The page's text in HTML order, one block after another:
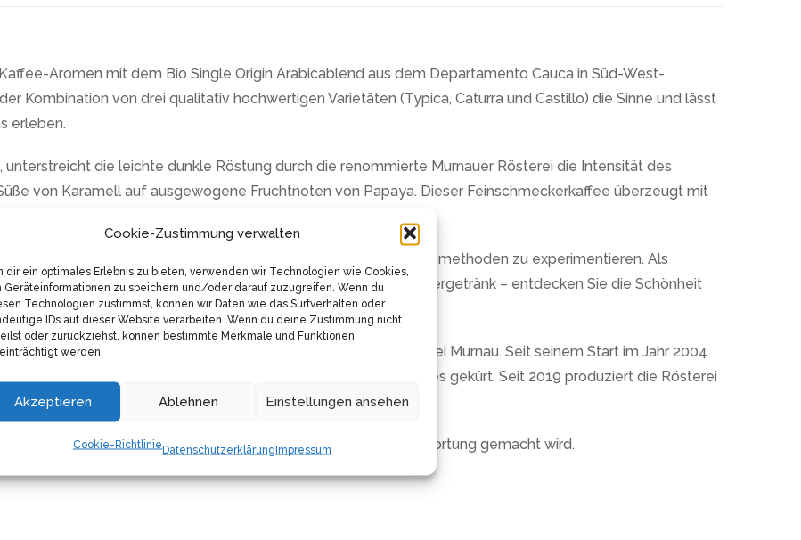
Cookie-Zustimmung verwalten
dir ein optimales Erlebnis zu bieten, verwenden wir Technologien wie Cookies,
Geräteinformationen zu speichern und/oder darauf zuzugreifen. Wenn du
Technologien zustimmst, können wir Daten wie das Surfverhalten oder
IDs auf dieser Website verarbeiten. Wenn du deine Zustimmung nicht
oder zurückziehst, können bestimmte Merkmale und Funktionen
werden.
Akzeptieren Ablehnen Einstellungen ansehen
Cookie-RichtlinieDatenschutzerklärungImpressum
Aromen mit dem Bio Single Origin Arabicablend aus dem Departamento Cauca in Süd-West-
Kombination von drei qualitativ hochwertigen Varietäten (Typica, Caturra und Castillo) die Sinne und lässt
erleben.
die leichte dunkle Röstung durch die renommierte Murnauer Rösterei die Intensität des
von Karamell auf ausgewogene Fruchtnoten von Papaya. Dieser Feinschmeckerkaffee überzeugt mit
beeindruckend. Es lädt Sie ein, mit verschiedenen Zubereitungsmethoden zu experimentieren. Als
Espresso, zart-cremiger Café Crème oder als traditionelles Filtergetränk – entdecken Sie die Schönheit
Eckel, dem leidenschaftlichen Inhaber der Kaffeerösterei Murnau. Seit seinem Start im Jahr 2004
wurde 2015 vom Crema Magazin zur besten Rösterei des Jahres gekürt. Seit 2019 produziert die Rösterei
bei.
Kolumbien Kaffees, der mit Liebe, Leidenschaft und Verantwortung gemacht wird.